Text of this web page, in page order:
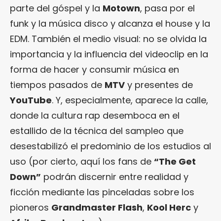
parte del góspel y la Motown, pasa por el
funk y la música disco y alcanza el house y la
EDM. También el medio visual: no se olvida la
importancia y la influencia del videoclip en la
forma de hacer y consumir música en
tiempos pasados de MTV y presentes de
YouTube. Y, especialmente, aparece la calle,
donde la cultura rap desemboca en el
estallido de la técnica del sampleo que
desestabilizó el predominio de los estudios al
uso (por cierto, aquí los fans de “The Get
Down” podrán discernir entre realidad y
ficción mediante las pinceladas sobre los
pioneros Grandmaster Flash, Kool Herc y